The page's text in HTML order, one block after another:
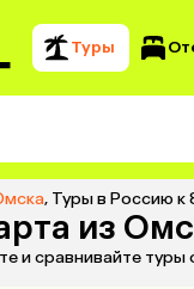
Туры
, Туры в Россию к
из
и сравнивайте туры